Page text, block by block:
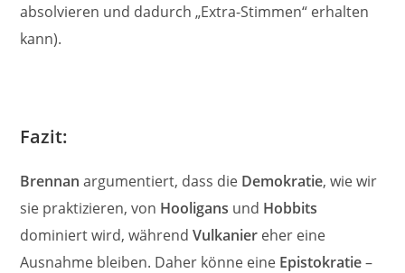
absolvieren und dadurch „Extra-Stimmen“ erhalten
kann).
Fazit:
Brennan argumentiert, dass die Demokratie, wie wir
sie praktizieren, von Hooligans und Hobbits
dominiert wird, währendVulkanier eher eine
Ausnahme bleiben. Daher könne eine Epistokratie–